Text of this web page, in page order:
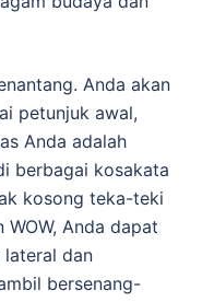
Anda akan
petunjuk awal,
Anda adalah
berbagai kosakata
kosong teka-teki
Anda dapat
lateral dan
bersenang-